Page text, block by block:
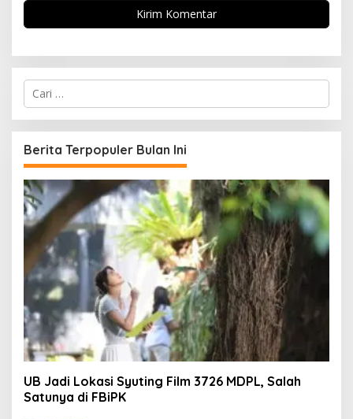
C
i
u
n
t
u
k
:
Berita Terpopuler Bulan Ini
UB Jadi Lokasi Syuting Film 3726 MDPL, Salah
Satunya di FBiPK